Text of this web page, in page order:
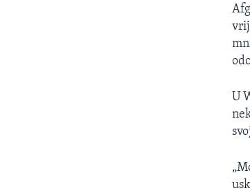
U